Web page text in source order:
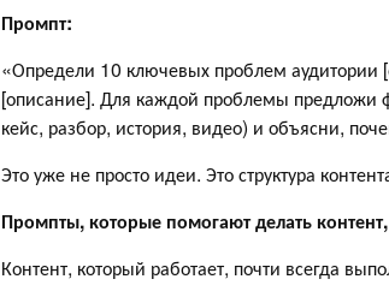
Промпт:
«Определи 10 ключевых проблем аудитории
[описание]. Для каждой проблемы предложи
кейс, разбор, история, видео) и объясни,
Это уже не просто идеи. Это структура
Промпты, которые помогают делать
Контент, который работает, почти всегда